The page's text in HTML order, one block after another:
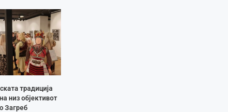
традиција
низ објективот
Загреб